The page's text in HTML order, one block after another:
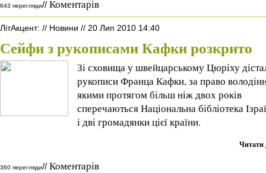
643 перегляди// Коментарів
ЛітАкцент: // Новини // 20 Лип 2010 14:40
Сейфи з рукописами Кафки розкрито
Зі сховища у швейцарському Цюріху
рукописи Франца Кафки, за право
якими протягом більш ніж двох років
сперечаються Національна бібліотека
і дві громадянки цієї країни.
Читати
360 перегляди// Коментарів